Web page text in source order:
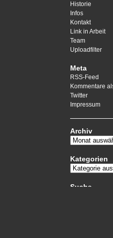
Historie
Infos
Kontakt
Link in Arbeit
Team
Uploadfilter
Meta
RSS-Feed
Kommentare
Twitter
Impressum
Archiv
Kategorien
Suche